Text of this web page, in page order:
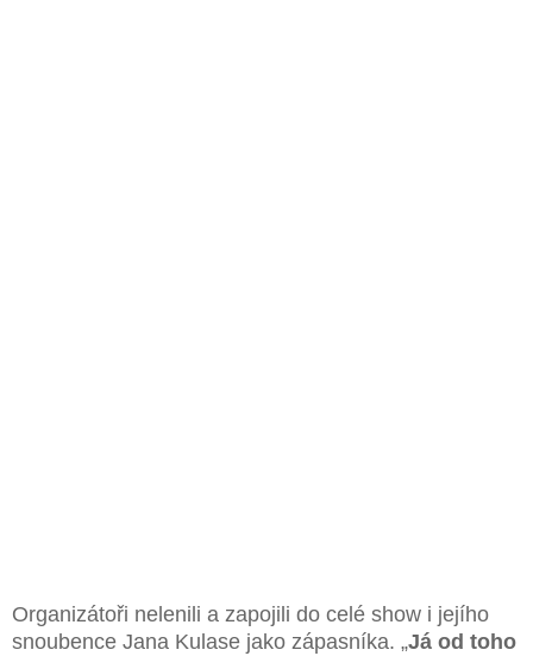
Organizátoři nelenili a zapojili do celé show i jejího
snoubence Jana Kulase jako zápasníka. „Já od toho